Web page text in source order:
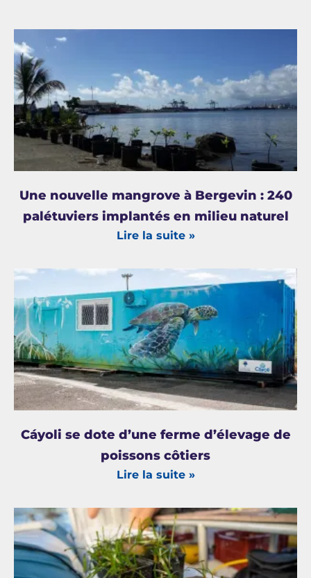
Une nouvelle mangrove à Bergevin : 240
palétuviers implantés en milieu naturel
Lire la suite »
Cáyoli se dote d’une ferme d’élevage de
poissons côtiers
Lire la suite »